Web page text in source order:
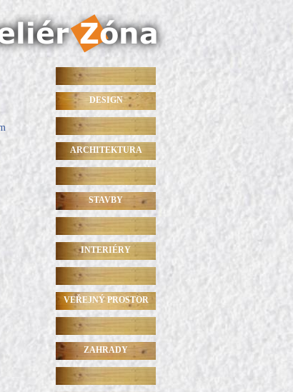
DESIGN
ARCHITEKTURA
STAVBY
INTERIÉRY
VEŘEJNÝ PROSTOR
ZAHRADY